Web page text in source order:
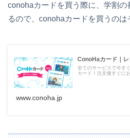
conohaカードを買う際に、学割の
るので、conohaカードを買うのは
ConoHaカード｜
全てのサービスで今す
カード！注文後すぐに
www.conoha.jp